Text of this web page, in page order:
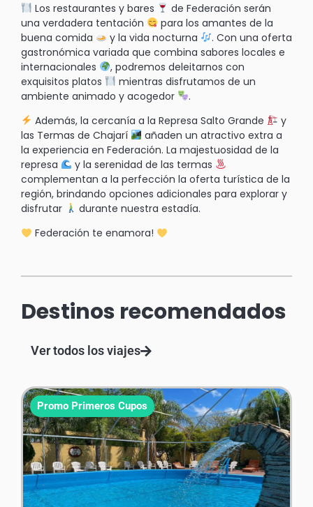
Los restaurantes y bares
de Federación serán
una verdadera tentación
para los amantes de la
buena comida
y la vida nocturna
. Con una oferta
gastronómica variada que combina sabores locales e
internacionales
, podremos deleitarnos con
exquisitos platos
mientras disfrutamos de un
ambiente animado y acogedor
.
Además, la cercanía a la Represa Salto Grande
y
las Termas de Chajarí
añaden un atractivo extra a
la experiencia en Federación. La majestuosidad de la
represa
y la serenidad de las termas
complementan a la perfección la oferta turística de la
región, brindando opciones adicionales para explorar y
disfrutar
durante nuestra estadía.
Federación te enamora!
Destinos recomendados
Ver todos los viajes
Promo Primeros Cupos